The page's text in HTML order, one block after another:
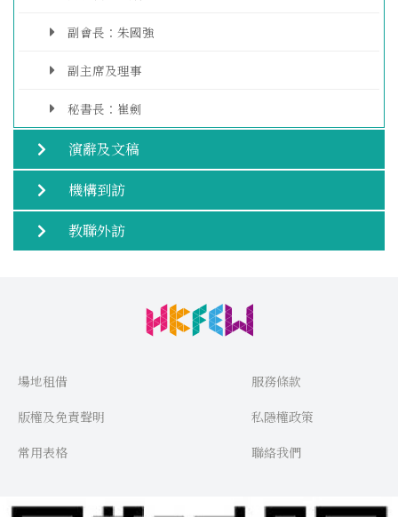
副會長：朱國強
副主席及理事
秘書長：崔劍
演辭及文稿
機構到訪
教聯外訪
場地租借
服務條款
版權及免責聲明
私隱權政策
常用表格
聯絡我們